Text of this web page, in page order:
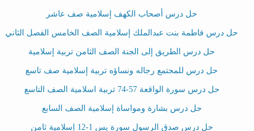
حل درس أصحاب الكهف إسلامية صف عاشر
حل درس فاطمة بنت عبدالملك إسلامية الصف الخامس الفصل الثاني
حل درس الطريق إلى الجنة الصف الثامن تربية إسلامية
حل درس للمجتمع رجاله ونساؤه تربية إسلامية صف تاسع
حل درس سورة الواقعة 57-74 تربية اسلامية الصف التاسع
حل درس بشارة ومواساة إسلامية الصف السابع
حل درس صدق الرسول سورة يس 1-12 إسلامية ثامن